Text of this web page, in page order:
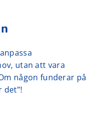
utan att vara
någon funderar på
det”!